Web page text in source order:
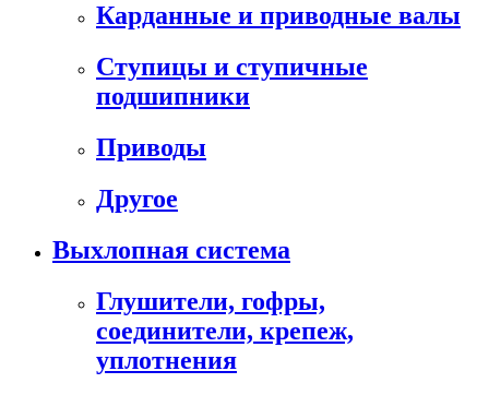
Карданные и приводные валы
Ступицы и ступичные
подшипники
Приводы
Другое
Выхлопная система
Глушители, гофры,
соединители, крепеж,
уплотнения